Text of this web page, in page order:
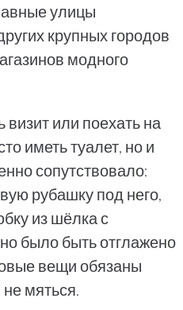
улицы
крупных городов
модного
визит или поехать на
иметь туалет, но и
сопутствовало:
рубашку под него,
из шёлка с
было быть отглажено
вещи обязаны
мяться.